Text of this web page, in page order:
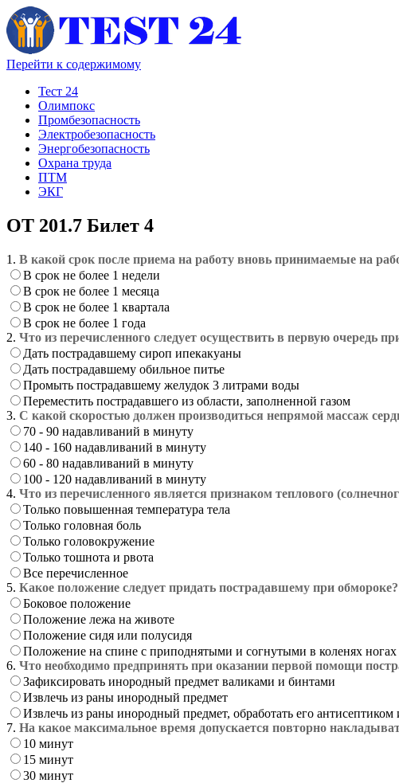
Перейти к содержимому
Тест 24
Олимпокс
Промбезопасность
Электробезопасность
Энергобезопасность
Охрана труда
ПТМ
ЭКГ
ОТ 201.7 Билет 4
1. В какой срок после приема на работу вновь принимаемые на
В срок не более 1 недели
В срок не более 1 месяца
В срок не более 1 квартала
В срок не более 1 года
2. Что из перечисленного следует осуществить в первую очередь
Дать пострадавшему сироп ипекакуаны
Дать пострадавшему обильное питье
Промыть пострадавшему желудок 3 литрами воды
Переместить пострадавшего из области, заполненной газом
3. С какой скоростью должен производиться непрямой массаж
70 - 90 надавливаний в минуту
140 - 160 надавливаний в минуту
60 - 80 надавливаний в минуту
100 - 120 надавливаний в минуту
4. Что из перечисленного является признаком теплового
Только повышенная температура тела
Только головная боль
Только головокружение
Только тошнота и рвота
Все перечисленное
5. Какое положение следует придать пострадавшему при обмороке?
Боковое положение
Положение лежа на животе
Положение сидя или полусидя
Положение на спине с приподнятыми и согнутыми в коленях ногах
6. Что необходимо предпринять при оказании первой помощи
Зафиксировать инородный предмет валиками и бинтами
Извлечь из раны инородный предмет
Извлечь из раны инородный предмет, обработать его
7. На какое максимальное время допускается повторно
10 минут
15 минут
30 минут